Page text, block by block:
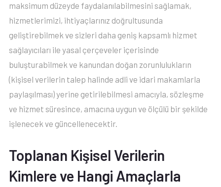
maksimum düzeyde faydalanılabilmesini sağlamak,
hizmetlerimizi, ihtiyaçlarınız doğrultusunda
geliştirebilmek ve sizleri daha geniş kapsamlı hizmet
sağlayıcıları ile yasal çerçeveler içerisinde
buluşturabilmek ve kanundan doğan zorunlulukların
(kişisel verilerin talep halinde adli ve idari makamlarla
paylaşılması) yerine getirilebilmesi amacıyla, sözleşme
ve hizmet süresince, amacına uygun ve ölçülü bir şekilde
işlenecek ve güncellenecektir.
Toplanan Kişisel Verilerin
Kimlere ve Hangi Amaçlarla